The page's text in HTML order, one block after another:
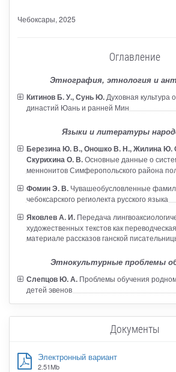
Чебоксары, 2025
Оглавление
Этнография, этнология и
Китинов Б. У., Сунь Ю.Духовная культура
династий Юань и ранней Мин
Языки и литературы
Березина Ю. В., Оношко В. Н., Жилина Ю.
Скурихина О. В.Основные данные о
меннонитов Симферопольского района
Фомин Э. В.Чувашеобусловленные
чебоксарского региолекта русского языка
Яковлев А. И.Передача
художественных текстов как
материале рассказов ганской
Этнокультурные проблемы
Слепцов Ю. А.Проблемы обучения
детей эвенов
Документы
Электронный вариант
2.51Mb